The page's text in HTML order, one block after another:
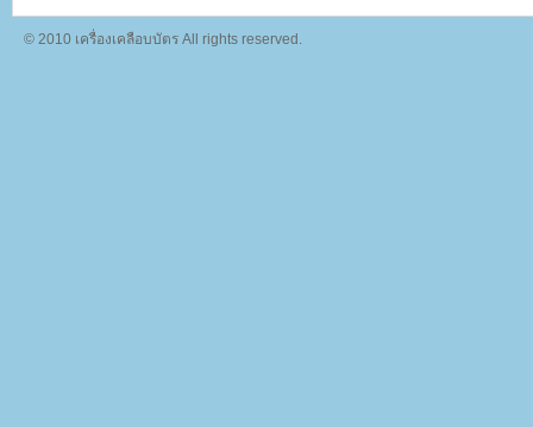
© 2010 เครื่องเคลือบบัตร All rights reserved.